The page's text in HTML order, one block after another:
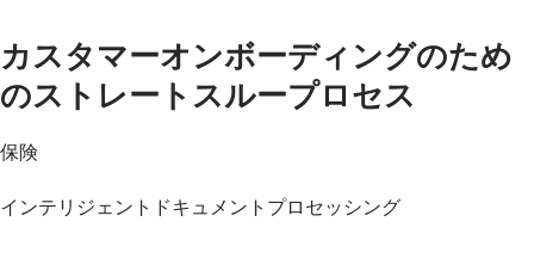
カスタマーオンボーディングのため
のストレートスループロセス
保険
インテリジェントドキュメントプロセッシング